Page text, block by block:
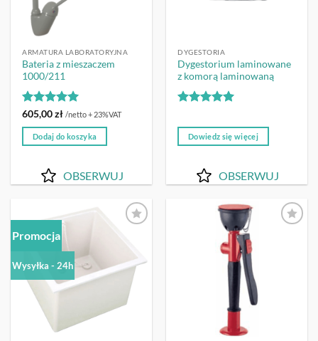
ARMATURA LABORATORYJNA
Bateria z mieszaczem
1000/211
Oceniono5
na 5
605,00zł /netto + 23%VAT
Dodaj do koszyka
OBSERWUJ
DYGESTORIA
Dygestorium laminowane
z komorą laminowaną
na 5
Dowiedz się więcej
OBSERWUJ
Promocja
Wysyłka - 24h